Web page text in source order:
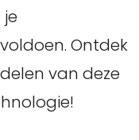
Ontdek
van deze